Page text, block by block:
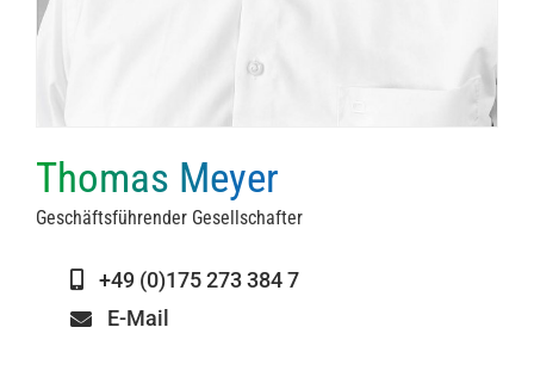
Thomas Meyer
Geschäftsführender Gesellschafter
+49 (0)175 273 384 7
E-Mail